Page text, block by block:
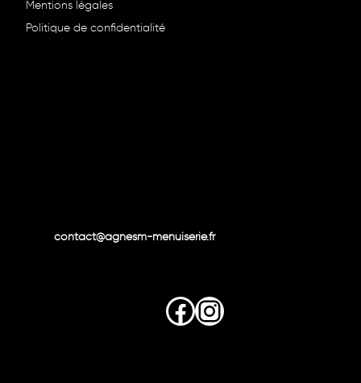
Mentions légales
Politique de confidentialité
contact@agnesm-menuiserie.fr
Facebook
Instagram